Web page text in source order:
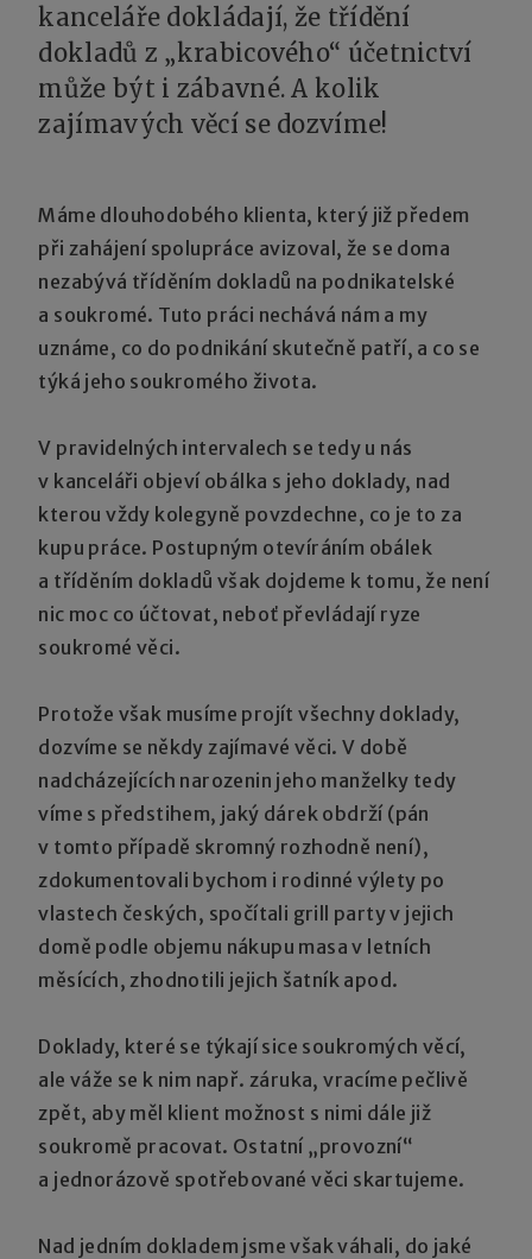
kanceláře dokládají, že třídění
dokladů z „krabicového“ účetnictví
může být i zábavné. A kolik
zajímavých věcí se dozvíme!
Máme dlouhodobého klienta, který již předem
při zahájení spolupráce avizoval, že se doma
nezabývá tříděním dokladů na podnikatelské
a soukromé. Tuto práci nechává nám a my
uznáme, co do podnikání skutečně patří, a co se
týká jeho soukromého života.
V pravidelných intervalech se tedy u nás
v kanceláři objeví obálka s jeho doklady, nad
kterou vždy kolegyně povzdechne, co je to za
kupu práce. Postupným otevíráním obálek
a tříděním dokladů však dojdeme k tomu, že není
nic moc co účtovat, neboť převládají ryze
soukromé věci.
Protože však musíme projít všechny doklady,
dozvíme se někdy zajímavé věci. V době
nadcházejících narozenin jeho manželky tedy
víme s předstihem, jaký dárek obdrží (pán
v tomto případě skromný rozhodně není),
zdokumentovali bychom i rodinné výlety po
vlastech českých, spočítali grill party v jejich
domě podle objemu nákupu masa v letních
měsících, zhodnotili jejich šatník apod.
Doklady, které se týkají sice soukromých věcí,
ale váže se k nim např. záruka, vracíme pečlivě
zpět, aby měl klient možnost s nimi dále již
soukromě pracovat. Ostatní „provozní“
a jednorázově spotřebované věci skartujeme.
Nad jedním dokladem jsme však váhali, do jaké